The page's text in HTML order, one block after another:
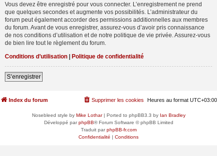
Vous devez être enregistré pour vous connecter. L’enregistrement ne prend
que quelques secondes et augmente vos possibilités. L’administrateur du
forum peut également accorder des permissions additionnelles aux membres
du forum. Avant de vous enregistrer, assurez-vous d’avoir pris connaissance
de nos conditions d’utilisation et de notre politique de vie privée. Assurez-vous
de bien lire tout le règlement du forum.
Conditions d’utilisation | Politique de confidentialité
S’enregistrer
Index du forum Heures au format UTC+03:00
Supprimer les cookies
Nosebleed style by Mike Lothar| Ported to phpBB3.3 by Ian Bradley
Développé parphpBB® Forum Software © phpBB Limited
Traduit parphpBB-fr.com
Confidentialité | Conditions